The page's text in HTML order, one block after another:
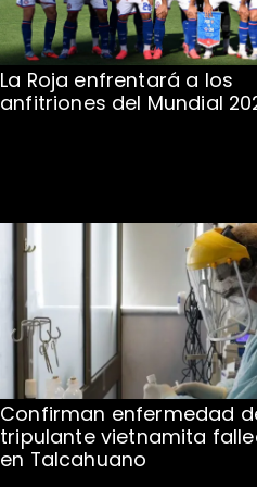
La Roja enfrentará a los
anfitriones del Mundial
Confirman enfermedad
tripulante vietnamita
en Talcahuano